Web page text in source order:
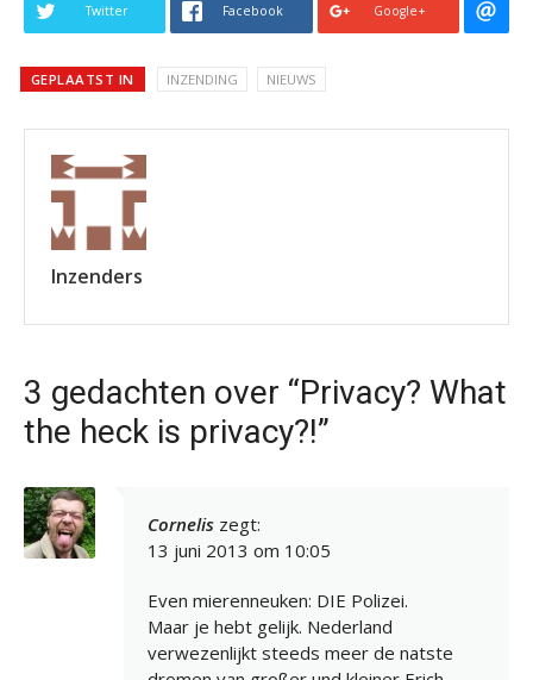
Twitter Facebook Google+
GEPLAATST IN INZENDING NIEUWS
Inzenders
3 gedachten over “Privacy? What
the heck is privacy?!”
Cornelis zegt:
13 juni 2013 om 10:05
Even mierenneuken: DIE Polizei.
Maar je hebt gelijk. Nederland
verwezenlijkt steeds meer de natste